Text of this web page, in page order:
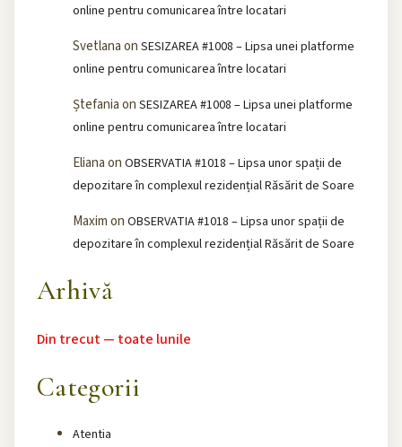
online pentru comunicarea între locatari
Svetlanaon SESIZAREA #1008 – Lipsa unei platforme
online pentru comunicarea între locatari
Ștefaniaon SESIZAREA #1008 – Lipsa unei platforme
online pentru comunicarea între locatari
Elianaon OBSERVATIA #1018 – Lipsa unor spații de
depozitare în complexul rezidențial Răsărit de Soare
Maximon OBSERVATIA #1018 – Lipsa unor spații de
depozitare în complexul rezidențial Răsărit de Soare
Arhivă
Din trecut — toate lunile
Categorii
Atentia